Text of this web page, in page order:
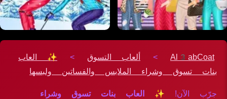
Al3abCoat
> ألعاب التسوق >
✨ العاب
بنات تسوق وشراء الملابس والفساتين ولبسها
جرّب الآن! ✨ العاب بنات تسوق وشراء